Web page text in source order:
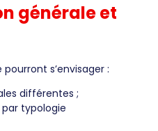
générale et
s’envisager :
différentes ;
typologie